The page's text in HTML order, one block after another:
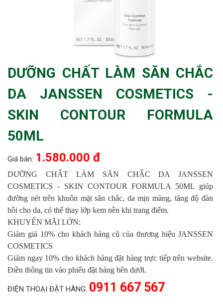
DƯỠNG CHẤT LÀM SĂN CHẮC
DA JANSSEN COSMETICS -
SKIN CONTOUR FORMULA
50ML
Giá bán: 1.580.000 đ
DƯỠNG CHẤT LÀM SĂN CHẮC DA JANSSEN
COSMETICS - SKIN CONTOUR FORMULA 50ML giúp
đường nét trên khuôn mặt săn chắc, da mịn màng, tăng độ đàn
hồi cho da, có thể thay lớp kem nền khi trang điểm.
KHUYẾN MÃI LỚN:
Giảm giá 10% cho khách hàng cũ của thương hiệu JANSSEN
COSMETICS
Giảm ngay 10% cho khách hàng đặt hàng trực tiếp trên website.
Điền thông tin vào phiếu đặt hàng bên dưới.
ĐIỆN THOẠI ĐẶT HÀNG: 0911 667 567